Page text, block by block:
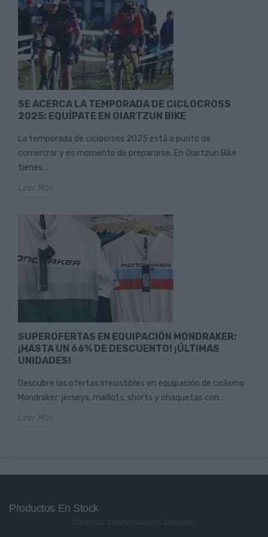
SE ACERCA LA TEMPORADA DE CICLOCROSS
2025: EQUÍPATE EN OIARTZUN BIKE
La temporada de ciclocross 2025 está a punto de
comenzar y es momento de prepararse. En Oiartzun Bike
tienes...
Leer Más
SUPEROFERTAS EN EQUIPACIÓN MONDRAKER:
¡HASTA UN 66% DE DESCUENTO! ¡ÚLTIMAS
UNIDADES!
Descubre las ofertas irresistibles en equipación de ciclismo
Mondraker: jerseys, maillots, shorts y chaquetas con...
Leer Más
Productos En Stock